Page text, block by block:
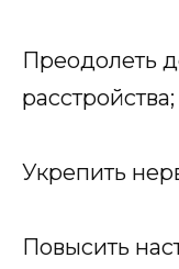
Преодолеть
расстройства;
Укрепить
Повысить